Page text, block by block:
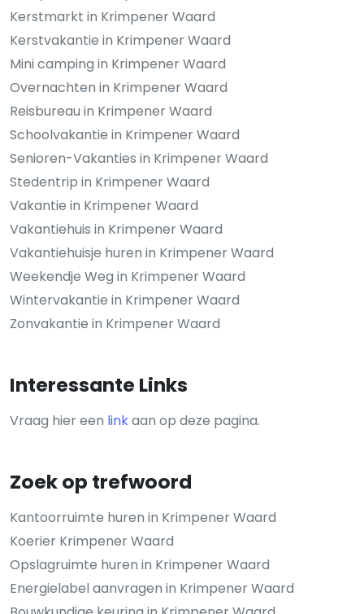
Kerstmarkt in Krimpener Waard
Kerstvakantie in Krimpener Waard
Mini camping in Krimpener Waard
Overnachten in Krimpener Waard
Reisbureau in Krimpener Waard
Schoolvakantie in Krimpener Waard
Senioren-Vakanties in Krimpener Waard
Stedentrip in Krimpener Waard
Vakantie in Krimpener Waard
Vakantiehuis in Krimpener Waard
Vakantiehuisje huren in Krimpener Waard
Weekendje Weg in Krimpener Waard
Wintervakantie in Krimpener Waard
Zonvakantie in Krimpener Waard
Interessante Links
Vraag hier een linkaan op deze pagina.
Zoek op trefwoord
Kantoorruimte huren in Krimpener Waard
Koerier Krimpener Waard
Opslagruimte huren in Krimpener Waard
Energielabel aanvragen in Krimpener Waard